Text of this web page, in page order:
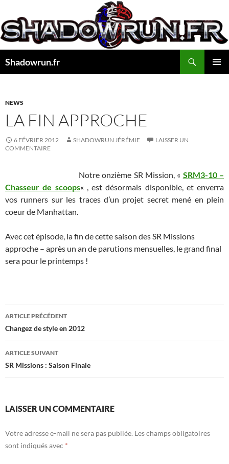
au
contenu
Shadowrun.fr
NEWS
LA FIN APPROCHE
6 FÉVRIER 2012 SHADOWRUN JÉRÉMIE
LAISSER UN
COMMENTAIRE
Notre onzième SR Mission, « SRM3-10 –
Chasseur de scoops« , est désormais disponible, et enverra
vos runners sur les traces d’un projet secret mené en plein
coeur de Manhattan.
Avec cet épisode, la fin de cette saison des SR Missions
approche – après un an de parutions mensuelles, le grand final
sera pour le printemps !
Navigation
des
articles
ARTICLE PRÉCÉDENT
Changez de style en 2012
ARTICLE SUIVANT
SR Missions : Saison Finale
LAISSER UN COMMENTAIRE
Votre adresse e-mail ne sera pas publiée. Les champs obligatoires
sont indiqués avec *